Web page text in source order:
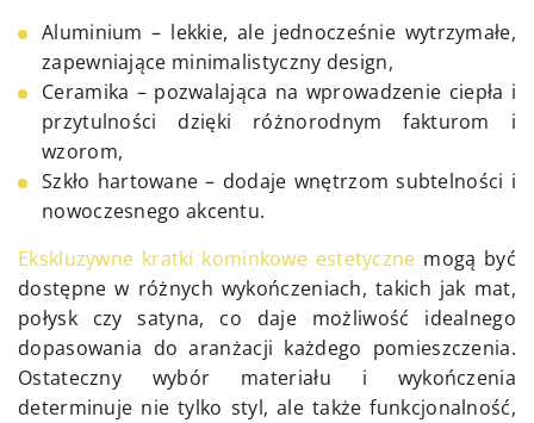
Aluminium – lekkie, ale jednocześnie wytrzymałe,
zapewniające minimalistyczny design,
Ceramika – pozwalająca na wprowadzenie ciepła i
przytulności dzięki różnorodnym fakturom i
wzorom,
Szkło hartowane – dodaje wnętrzom subtelności i
nowoczesnego akcentu.
Ekskluzywne kratki kominkowe estetyczne mogą być
dostępne w różnych wykończeniach, takich jak mat,
połysk czy satyna, co daje możliwość idealnego
dopasowania do aranżacji każdego pomieszczenia.
Ostateczny wybór materiału i wykończenia
determinuje nie tylko styl, ale także funkcjonalność,